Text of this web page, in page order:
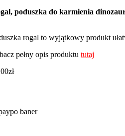
poduszka do karmienia
rogal to wyjątkowy produkt
pełny opis produktututaj
zł